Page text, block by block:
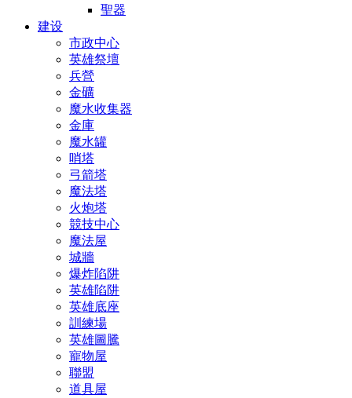
聖器
建设
市政中心
英雄祭壇
兵營
金礦
魔水收集器
金庫
魔水罐
哨塔
弓箭塔
魔法塔
火炮塔
競技中心
魔法屋
城牆
爆炸陷阱
英雄陷阱
英雄底座
訓練場
英雄圖騰
寵物屋
聯盟
道具屋